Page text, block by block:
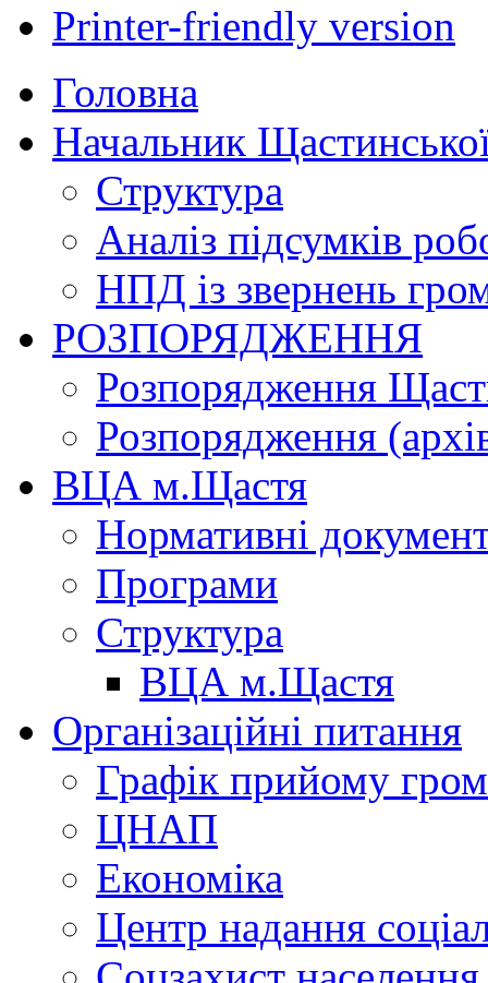
Printer-friendly version
Головна
Начальник
Структура
Аналіз підсумків
НПД із звернень
РОЗПОРЯДЖЕННЯ
Розпорядження
Розпорядження
ВЦА м.Щастя
Нормативні
Програми
Структура
ВЦА м.Щастя
Організаційні питання
Графік прийому
ЦНАП
Економіка
Центр надання